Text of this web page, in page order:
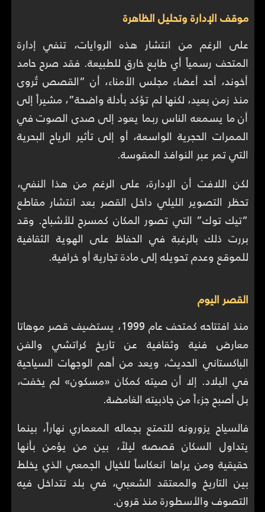
موقف الإدارة وتحليل الظاهرة
على الرغم من انتشار هذه الروايات، تنفي إدارة
المتحف رسمياً أي طابع خارق للطبيعة. فقد صرح حامد
أخوند، أحد أعضاء مجلس الأمناء، أن “القصص تُروى
منذ زمن بعيد، لكنها لم تؤكد بأدلة واضحة”، مشيراً إلى
أن ما يسمعه الناس ربما يعود إلى صدى الصوت في
الممرات الحجرية الواسعة، أو إلى تأثير الرياح البحرية
التي تمر عبر النوافذ المقوسة.
لكن اللافت أن الإدارة، على الرغم من هذا النفي،
تحظر التصوير الليلي داخل القصر بعد انتشار مقاطع
“تيك توك” التي تصور المكان كمسرح للأشباح. وقد
بررت ذلك بالرغبة في الحفاظ على الهوية الثقافية
للموقع وعدم تحويله إلى مادة تجارية أو خرافية.
القصر اليوم
منذ افتتاحه كمتحف عام 1999، يستضيف قصر موهاتا
معارض فنية وثقافية عن تاريخ كراتشي والفن
الباكستاني الحديث، ويعد من أهم الوجهات السياحية
في البلاد. إلا أن صيته كمكان «مسكون» لم يخفت،
بل أصبح جزءاً من جاذبيته الغامضة.
فالسياح يزورونه للتمتع بجماله المعماري نهاراً، بينما
يتداول السكان قصصه ليلاً، بين من يؤمن بأنها
حقيقية ومن يراها انعكاساً للخيال الجمعي الذي يخلط
بين التاريخ والمعتقد الشعبي، في بلد تتداخل فيه
التصوف والأسطورة منذ قرون.